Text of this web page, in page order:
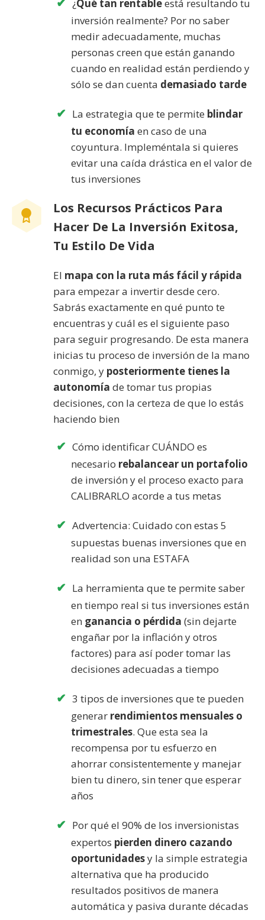
¿Qué tan rentableestá resultando tu
inversión realmente? Por no saber
medir adecuadamente, muchas
personas creen que están ganando
cuando en realidad están perdiendo y
sólo se dan cuenta demasiado tarde
La estrategia que te permite blindar
tu economía en caso de una
coyuntura. Impleméntala si quieres
evitar una caída drástica en el valor de
tus inversiones
Los Recursos Prácticos Para
Hacer De La Inversión Exitosa,
Tu Estilo De Vida
El mapa con la ruta más fácil y rápida
para empezar a invertir desde cero.
Sabrás exactamente en qué punto te
encuentras y cuál es el siguiente paso
para seguir progresando. De esta manera
inicias tu proceso de inversión de la mano
conmigo, y posteriormente tienes la
autonomía de tomar tus propias
decisiones, con la certeza de que lo estás
haciendo bien
Cómo identificar CUÁNDO es
necesario rebalancear un portafolio
de inversión y el proceso exacto para
CALIBRARLO acorde a tus metas
Advertencia: Cuidado con estas 5
supuestas buenas inversiones que en
realidad son una ESTAFA
La herramienta que te permite saber
en tiempo real si tus inversiones están
en ganancia o pérdida (sin dejarte
engañar por la inflación y otros
factores) para así poder tomar las
decisiones adecuadas a tiempo
3 tipos de inversiones que te pueden
generar rendimientos mensuales o
trimestrales. Que esta sea la
recompensa por tu esfuerzo en
ahorrar consistentemente y manejar
bien tu dinero, sin tener que esperar
años
Por qué el 90% de los inversionistas
expertos pierden dinero cazando
oportunidadesy la simple estrategia
alternativa que ha producido
resultados positivos de manera
automática y pasiva durante décadas